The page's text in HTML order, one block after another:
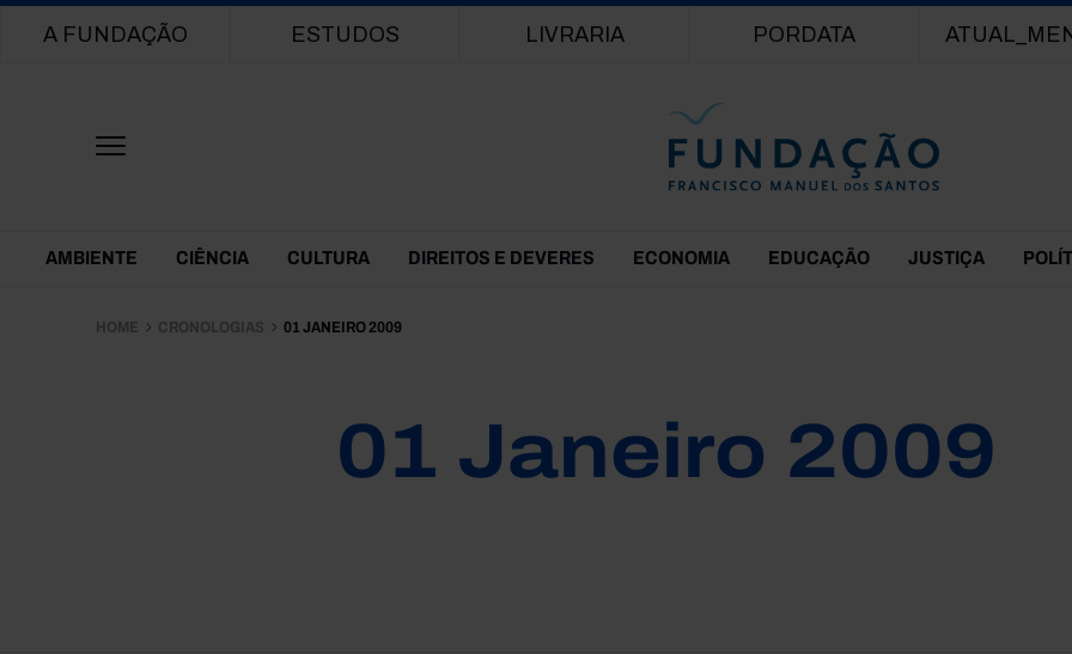
Main navigation
A FUNDAÇÃO ESTUDOS LIVRARIA PORDATA
Themes Menu
AMBIENTE CIÊNCIA CULTURA DIREITOS E DEVERES ECONOMIA EDUCAÇÃO JUSTIÇA
HOME CRONOLOGIAS 01 JANEIRO 2009
01 Janeiro 2009